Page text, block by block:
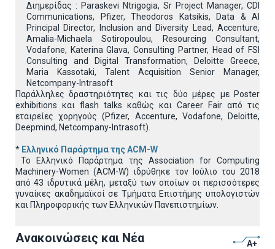
Διημερίδας : Paraskevi Ntrigogia, Sr Project Manager, CDI
Communications, Pfizer, Theodoros Katsikis, Data & AI
Principal Director, Inclusion and Diversity Lead, Accenture,
Amalia-Michaela Sotiropoulou, Resourcing Consultant,
Vodafone, Katerina Glava, Consulting Partner, Head of FSI
Consulting and Digital Transformation, Deloitte Greece,
Maria Kassotaki, Talent Acquisition Senior Manager,
Netcompany-Intrasoft
Παράλληλες δραστηριότητες και τις δύο μέρες με Poster
exhibitions και flash talks καθώς και Career Fair από τις
εταιρείες χορηγούς (Pfizer, Accenture, Vodafone, Deloitte,
Deepmind, Netcompany-Intrasoft).
* Ελληνικό Παράρτημα της ACM-W
Το Ελληνικό Παράρτημα της Association for Computing
Machinery-Women (ACM-W) ιδρύθηκε τον Ιούλιο του 2018
από 43 ιδρυτικά μέλη, μεταξύ των οποίων οι περισσότερες
γυναίκες ακαδημαϊκοί σε Τμήματα Επιστήμης υπολογιστών
και Πληροφορικής των Ελληνικών Πανεπιστημίων.
Ανακοινώσεις και Νέα
A+